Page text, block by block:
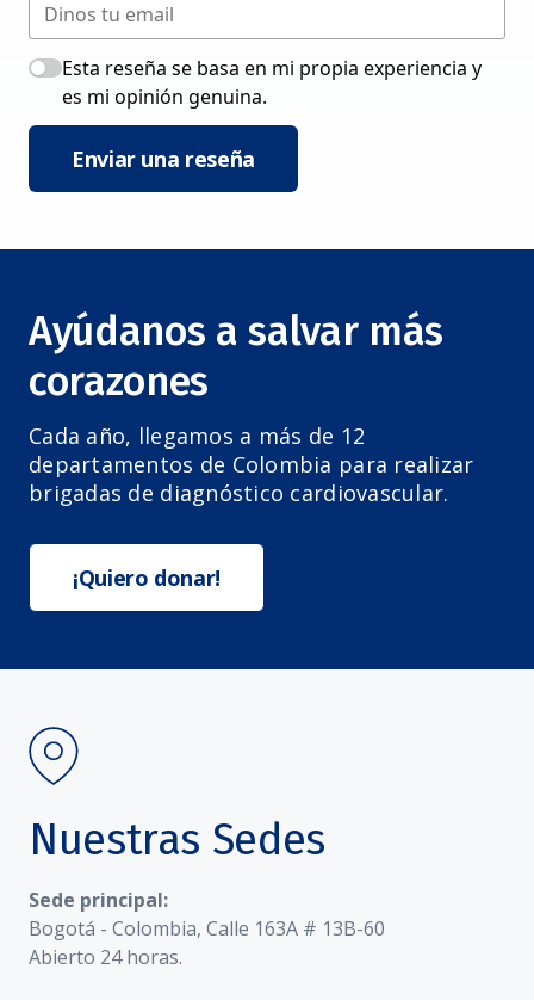
Esta reseña se basa en mi propia experiencia y
es mi opinión genuina.
Enviar una reseña
Ayúdanos a salvar más
corazones
Cada año, llegamos a más de 12
departamentos de Colombia para realizar
brigadas de diagnóstico cardiovascular.
¡Quiero donar!
Nuestras Sedes
Sede principal:
Bogotá - Colombia, Calle 163A # 13B-60
Abierto 24 horas.